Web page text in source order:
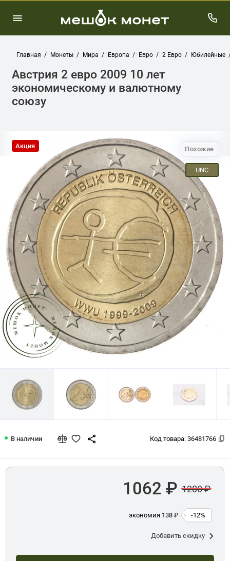
Главная Монеты Мира Европа Евро 2 Евро Юбилейные
Австрия 2 евро 2009 10 лет
экономическому и валютному
союзу
Похожие
UNC
Акция
В наличии Код товара: 36481766
1062 ₽ 1200 ₽
экономия 138 ₽ -12%
Добавить скидку